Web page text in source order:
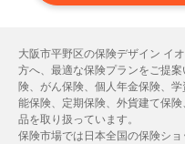
大阪市平野区の保険デザイン イ
方へ、最適な保険プランをご提
険、がん保険、個人年金保険、
能保険、定期保険、外貨建て保
品を取り扱っています。
保険市場では日本全国の保険シ